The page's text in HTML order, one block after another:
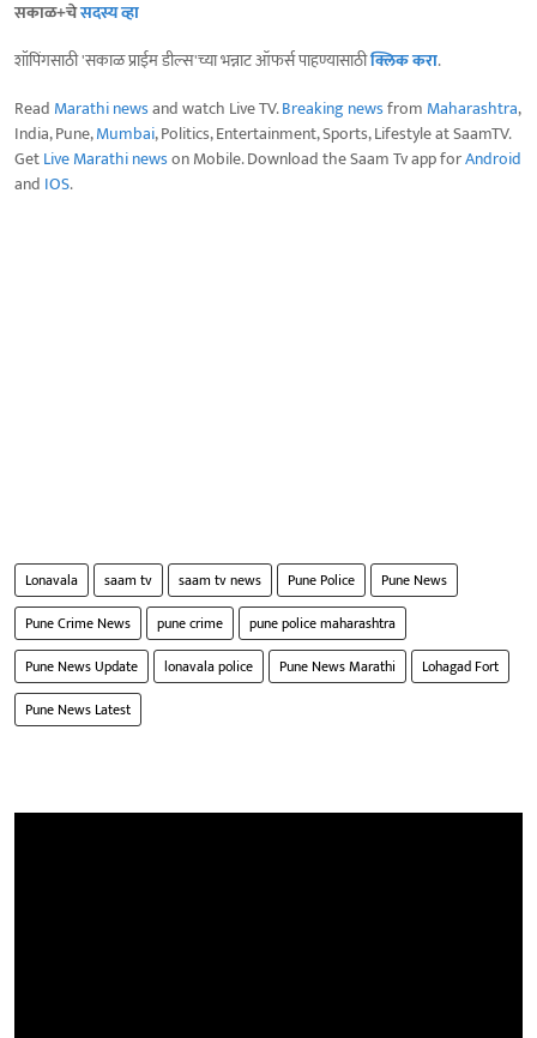
सकाळ+चेसदस्य व्हा
शॉपिंगसाठी 'सकाळ प्राईम डील्स'च्या भन्नाट ऑफर्स पाहण्यासाठीक्लिक करा.
Read Marathi newsand watch Live TV.Breaking newsfrom Maharashtra,
India, Pune,Mumbai, Politics, Entertainment, Sports, Lifestyle at SaamTV.
GetLive Marathi newson Mobile. Download the Saam Tv app forAndroid
and IOS.
Lonavala saam tv saam tv news Pune Police
Pune News
Pune Crime News
pune crime
pune police maharashtra
Pune News Update
lonavala police Pune News Marathi
Lohagad Fort
Pune News Latest